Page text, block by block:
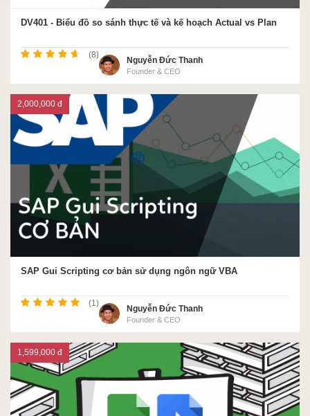
DV401 - Biểu đồ so sánh thực tế và kế hoạch Actual vs Plan
(8)
Nguyễn Đức Thanh
Founder & CEO
SAP Gui Scripting cơ bản sử dụng ngôn ngữ VBA
(1)
Nguyễn Đức Thanh
Founder & CEO
2,000,000 đ
1,599,000 đ